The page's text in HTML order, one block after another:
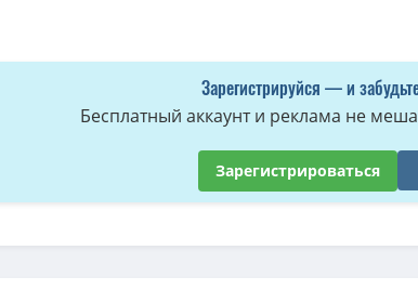
Зарегистрируйся — и
Бесплатный аккаунт и реклама не
Зарегистрироваться